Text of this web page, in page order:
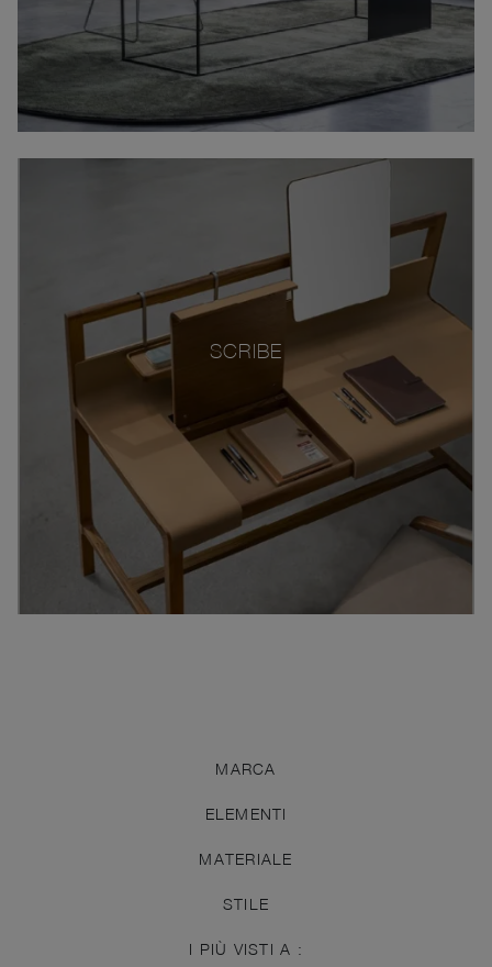
MARCA
ELEMENTI
MATERIALE
STILE
I PIÙ VISTI A :
SCRIBE